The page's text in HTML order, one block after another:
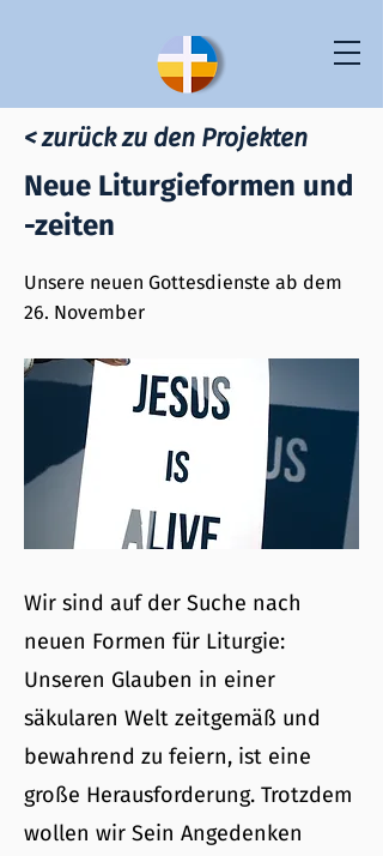
< zurück zu den Projekten
Neue Liturgieformen und
-zeiten
Unsere neuen Gottesdienste ab dem
26. November
Wir sind auf der Suche nach
neuen Formen für Liturgie:
Unseren Glauben in einer
säkularen Welt zeitgemäß und
bewahrend zu feiern, ist eine
große Herausforderung. Trotzdem
wollen wir Sein Angedenken